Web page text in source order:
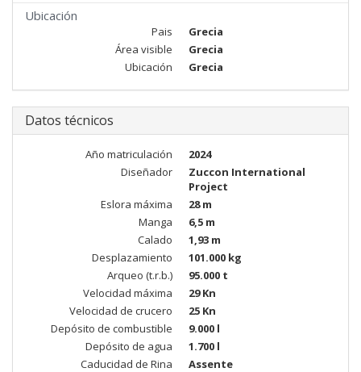
Ubicación
Pais
Grecia
Área visible
Grecia
Ubicación
Grecia
Datos técnicos
Año matriculación
2024
Diseñador
Zuccon International
Project
Eslora máxima
28 m
Manga
6,5 m
Calado
1,93 m
Desplazamiento
101.000 kg
Arqueo (t.r.b.)
95.000 t
Velocidad máxima
29 Kn
Velocidad de crucero
25 Kn
Depósito de combustible
9.000 l
Depósito de agua
1.700 l
Caducidad de Rina
Assente